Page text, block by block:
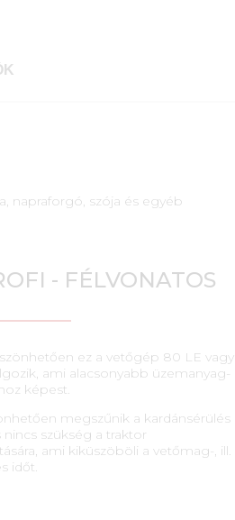
napraforgó, szója és egyéb
- FÉLVONATOS
ez a vetőgép 80 LE vagy
ami alacsonyabb üzemanyag-
képest.
megszűnik a kardánsérülés
szükség a traktor
ami kiküszöböli a vetőmag-, ill.
időt.